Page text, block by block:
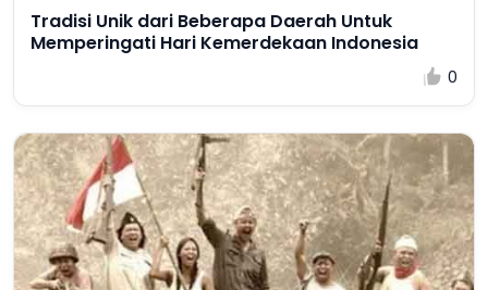
Tradisi Unik dari Beberapa Daerah Untuk
Memperingati Hari Kemerdekaan Indonesia
0